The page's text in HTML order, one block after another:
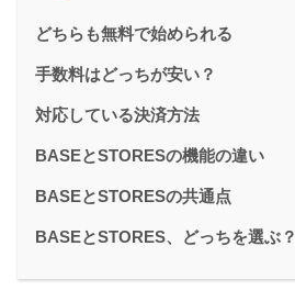
どちらも無料で始められる
手数料はどっちが安い？
対応している決済方法
BASEとSTORESの機能の違い
BASEとSTORESの共通点
BASEとSTORES、どっちを選ぶ？